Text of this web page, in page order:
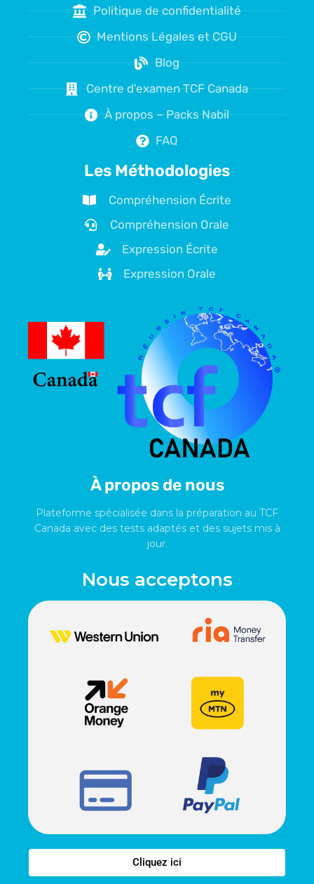
Politique de confidentialité
Mentions Légales et CGU
Blog
Centre d'examen TCF Canada
À propos – Packs Nabil
FAQ
Les Méthodologies
Compréhension Écrite
Compréhension Orale
Expression Écrite
Expression Orale
À propos de nous
Plateforme spécialisée dans la préparation au TCF
Canada avec des tests adaptés et des sujets mis à
jour.
Nous acceptons
Cliquez ici